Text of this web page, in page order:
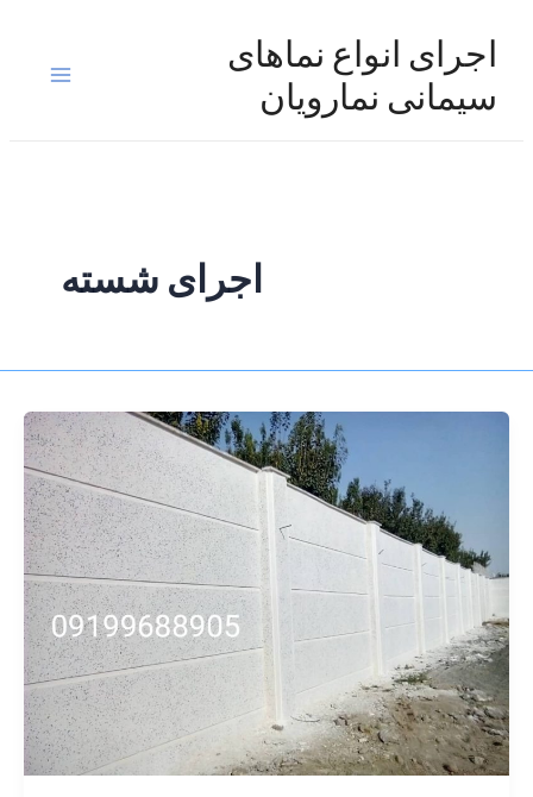
اجرای انواع نماهای
سیمانی نمارویان
Main
اجرای شسته